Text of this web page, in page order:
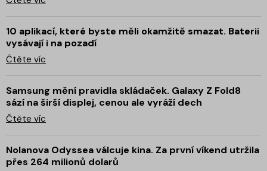
10 aplikací, které byste měli okamžitě smazat. Baterii
vysávají i na pozadí
Čtěte víc
Samsung mění pravidla skládaček. Galaxy Z Fold8
sází na širší displej, cenou ale vyráží dech
Čtěte víc
Nolanova Odyssea válcuje kina. Za první víkend utržila
přes 264 milionů dolarů